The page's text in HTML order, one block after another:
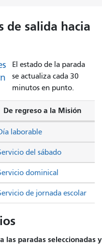
de salida hacia
El estado de la parada
se actualiza cada 30
minutos en punto.
De regreso a la Misión
del sábado
dominical
laborable
de jornada escolar
las paradas seleccionadas